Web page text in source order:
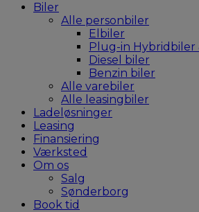
Biler
Alle personbiler
Elbiler
Plug-in Hybridbiler
Diesel biler
Benzin biler
Alle varebiler
Alle leasingbiler
Ladeløsninger
Leasing
Finansiering
Værksted
Om os
Salg
Sønderborg
Book tid